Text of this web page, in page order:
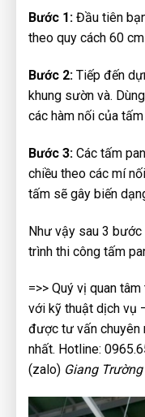
Bước 1: Đầu tiên
theo quy cách 60
Bước 2: Tiếp đến d
khung sườn và.
các hàm nối của
Bước 3: Các tấm
chiều theo các mí
tấm sẽ gây biến
Như vậy sau 3 bước
trình thi công tấm
=>> Quý vị quan
với kỹ thuật dịch vụ
được tư vấn chuyên
nhất. Hotline:
(zalo) Giang